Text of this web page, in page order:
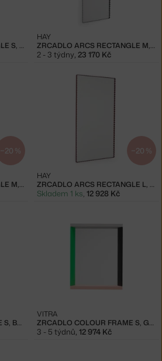
ZRCADLO ARCS RECTANGLE S, MIRRORED ZRCADLO ARCS RECTANGLE M, MIRRORED
HAY
2 - 3 týdny, 23 170 Kč
−20 %
ZRCADLO ARCS RECTANGLE M, GREEN
−20 %
ZRCADLO ARCS RECTANGLE L, BURGUNDY
HAY
Skladem 1 ks 12 928 Kč
ZRCADLO COLOUR FRAME S, BLUE/ORANGE ZRCADLO COLOUR FRAME S, GREEN/PINK
VITRA
3 - 5 týdnů, 12 974 Kč